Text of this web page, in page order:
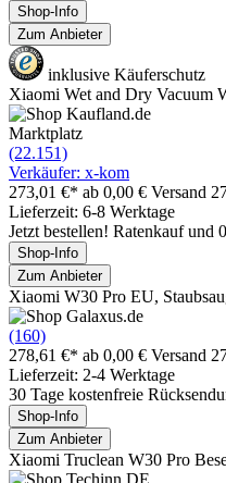
Shop-Info
Zum Anbieter
inklusive Käuferschutz
Xiaomi Wet and Dry Vacuum
Marktplatz
(22.151)
Verkäufer: x-kom
273,01 €* ab 0,00 € Versand
Lieferzeit: 6-8 Werktage
Jetzt bestellen! Ratenkauf und
Shop-Info
Zum Anbieter
Xiaomi W30 Pro EU,
(160)
278,61 €* ab 0,00 € Versand
Lieferzeit: 2-4 Werktage
30 Tage kostenfreie
Shop-Info
Zum Anbieter
Xiaomi Truclean W30 Pro